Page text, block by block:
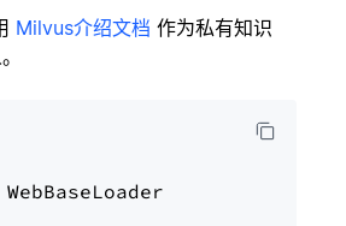
Milvus介绍文档 作为私有知识